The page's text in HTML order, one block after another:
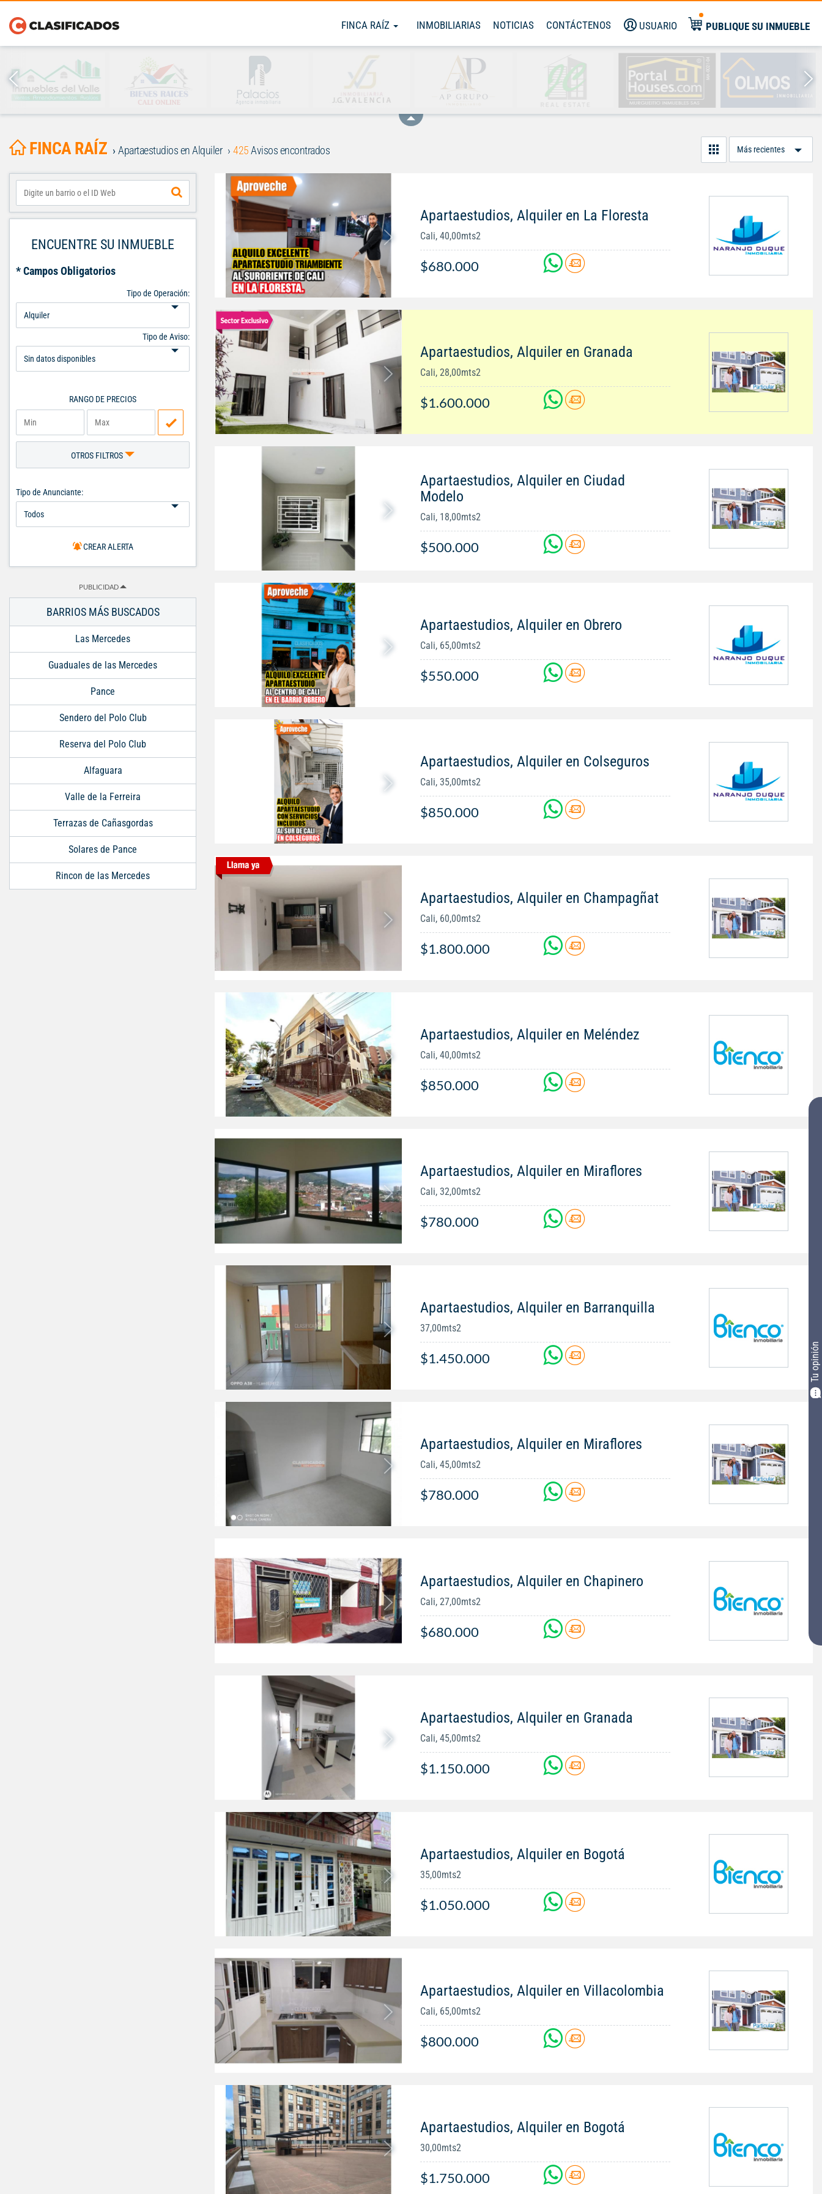
FINCA RAÍZ INMOBILIARIAS NOTICIAS CONTÁCTENOS USUARIO PUBLIQUE SU INMUEBLE
Tu opinión
FINCA RAÍZ Apartaestudios en Alquiler 425Avisos encontrados
Apartaestudios, Alquiler en La Floresta
Cali, 40,00mts2
$680.000
Apartaestudios, Alquiler en Granada
Cali, 28,00mts2
$1.600.000
Apartaestudios, Alquiler en Ciudad
Modelo
Cali, 18,00mts2
$500.000
Apartaestudios, Alquiler en Obrero
Cali, 65,00mts2
$550.000
Apartaestudios, Alquiler en Colseguros
Cali, 35,00mts2
$850.000
Apartaestudios, Alquiler en Champagñat
Cali, 60,00mts2
$1.800.000
Apartaestudios, Alquiler en Meléndez
Cali, 40,00mts2
$850.000
Apartaestudios, Alquiler en Miraflores
Cali, 32,00mts2
$780.000
Apartaestudios, Alquiler en Barranquilla
37,00mts2
$1.450.000
Apartaestudios, Alquiler en Miraflores
Cali, 45,00mts2
$780.000
Apartaestudios, Alquiler en Chapinero
Cali, 27,00mts2
$680.000
Apartaestudios, Alquiler en Granada
Cali, 45,00mts2
$1.150.000
Apartaestudios, Alquiler en Bogotá
35,00mts2
$1.050.000
Apartaestudios, Alquiler en Villacolombia
Cali, 65,00mts2
$800.000
Apartaestudios, Alquiler en Bogotá
30,00mts2
$1.750.000
ENCUENTRE SU INMUEBLE
* Campos Obligatorios
Tipo de Operación:
Tipo de Aviso:
RANGO DE PRECIOS
OTROS FILTROS
Tipo de Anunciante:
CREAR ALERTA
PUBLICIDAD
BARRIOS MÁS BUSCADOS
Las Mercedes
Guaduales de las Mercedes
Pance
Sendero del Polo Club
Reserva del Polo Club
Alfaguara
Valle de la Ferreira
Terrazas de Cañasgordas
Solares de Pance
Rincon de las Mercedes